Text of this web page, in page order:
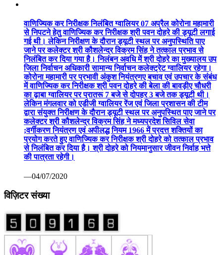
वाणिज्यिक कर निरीक्षक निलंबित ग्वालियर 07 अप्रैल कोरोना महामारी
से निपटने हेतु वाणिज्यिक कर निरीक्षक श्री पवन दोहरे की ड्यूटी लगाई
गई थी। लेकिन निरीक्षण के दौरान ड्यूटी स्थल पर अनुपस्थिति पाए
जाने पर कलेक्टर श्री कौशलेन्द्र विक्रम सिंह ने तत्काल प्रभाव से
निलंबित कर दिया गया है। निलंबन अवधि में श्री दोहरे का मुख्यालय उप
जिला निर्वाचन अधिकारी सामान्य निर्वाचन कलेक्ट्रेट ग्वालियर रहेगा।
कोरोना महामारी पर प्रभावी अंकुश नियंत्रणए बचाव एवं उपचार के संबंध
में वाणिज्यिक कर निरीक्षक श्री पवन दोहरे की बेला की बावड़ीए चौधरी
का ढ़ाबा ग्वालियर पर प्रातरू 7 बजे से दोपहर 3 बजे तक ड्यूटी थी।
लेकिन मंगलवार को एडीजी ग्वालियर रेंज एवं जिला प्रशासन की टीम
द्वारा संयुक्त निरीक्षण के दौरान ड्यूटी स्थल पर अनुपस्थित पाए जाने पर
कलेक्टर श्री कौशलेन्द्र विक्रम सिंह ने मध्यप्रदेश सिविल सेवा
;वर्गीकरण नियंत्रण एवं अपीलद्ध नियम 1966 में प्रदत्त शक्तियों का
प्रयोग करते हुए वाणिज्यिक कर निरीक्षक श्री दोहरे को तत्काल प्रभाव
से निलंबित कर दिया है। श्री दोहरे को नियमानुसार जीवन निर्वाह भत्ते
की पात्रता रहेगी।
—04/07/2020
विज़िटर संख्या